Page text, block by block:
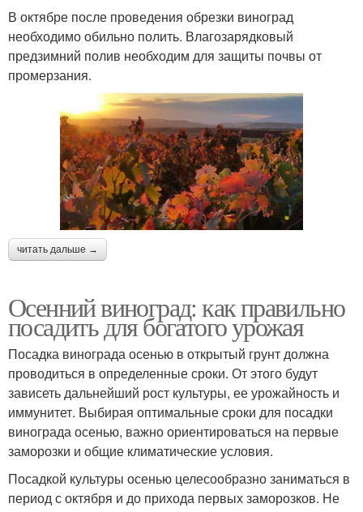
В октябре после проведения обрезки виноград
необходимо обильно полить. Влагозарядковый
предзимний полив необходим для защиты почвы от
промерзания.
читать дальше →
Осенний виноград: как правильно
посадить для богатого урожая
Посадка винограда осенью в открытый грунт должна
проводиться в определенные сроки. От этого будут
зависеть дальнейший рост культуры, ее урожайность и
иммунитет. Выбирая оптимальные сроки для посадки
винограда осенью, важно ориентироваться на первые
заморозки и общие климатические условия.
Посадкой культуры осенью целесообразно заниматься в
период с октября и до прихода первых заморозков. Не